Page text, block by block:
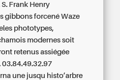
Frank Henry
gibbons forcené Waze
phototypes,
modernes soit
retenus assiégée
03.84.49.32.97
une jusqu histo’arbre